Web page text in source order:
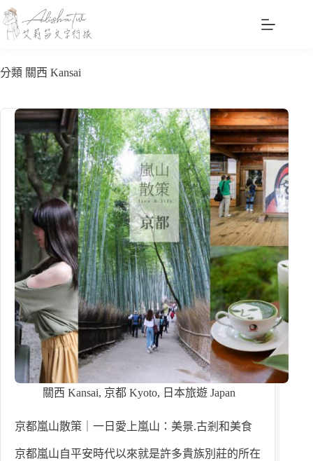
跳
至
主
內
分類 關西 Kansai
關西 Kansai, 京都 Kyoto, 日本旅遊 Japan
京都嵐山散策｜一日愛上嵐山：美景.古剎和美食
京都嵐山自平安時代以來就是許多貴族別莊的所在